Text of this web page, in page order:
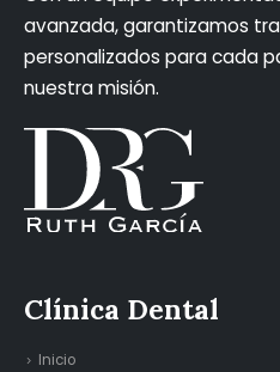
avanzada, garantizamos
personalizados para cada
nuestra misión.
Clínica Dental
Inicio